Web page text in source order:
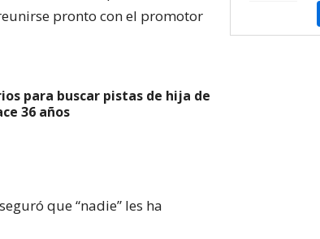
pronto con el promotor
para buscar pistas de hija de
36 años
que “nadie” les ha